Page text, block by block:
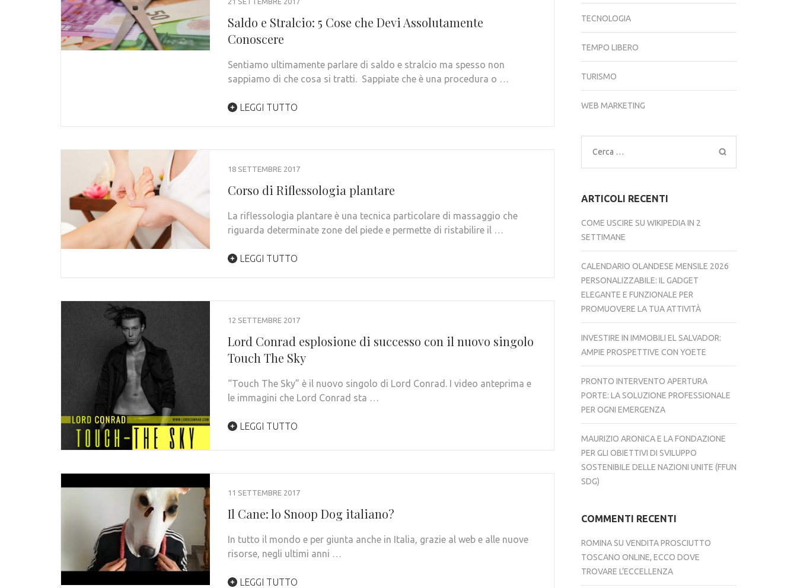
Saldo e Stralcio: 5 Cose che Devi Assolutamente
Conoscere
Sentiamo ultimamente parlare di saldo e stralcio ma spesso non
sappiamo di che cosa si tratti. Sappiate che è una procedura o …
LEGGI TUTTO
18 SETTEMBRE 2017
Corso di Riflessologia plantare
La riflessologia plantare è una tecnica particolare di massaggio che
riguarda determinate zone del piede e permette di ristabilire il …
LEGGI TUTTO
12 SETTEMBRE 2017
Lord Conrad esplosione di successo con il nuovo singolo
Touch The Sky
“Touch The Sky” è il nuovo singolo di Lord Conrad. I video anteprima e
le immagini che Lord Conrad sta …
LEGGI TUTTO
11 SETTEMBRE 2017
Il Cane: lo Snoop Dog italiano?
In tutto il mondo e per giunta anche in Italia, grazie al web e alle nuove
risorse, negli ultimi anni …
LEGGI TUTTO
TECNOLOGIA
TEMPO LIBERO
TURISMO
WEB MARKETING
Ricerca
per:
ARTICOLI RECENTI
COME USCIRE SU WIKIPEDIA IN 2
SETTIMANE
CALENDARIO OLANDESE MENSILE 2026
PERSONALIZZABILE: IL GADGET
ELEGANTE E FUNZIONALE PER
PROMUOVERE LA TUA ATTIVITÀ
INVESTIRE IN IMMOBILI EL SALVADOR:
AMPIE PROSPETTIVE CON YOETE
PRONTO INTERVENTO APERTURA
PORTE: LA SOLUZIONE PROFESSIONALE
PER OGNI EMERGENZA
MAURIZIO ARONICA E LA FONDAZIONE
PER GLI OBIETTIVI DI SVILUPPO
SOSTENIBILE DELLE NAZIONI UNITE (FFUN
SDG)
COMMENTI RECENTI
ROMINASU VENDITA PROSCIUTTO
TOSCANO ONLINE, ECCO DOVE
TROVARE L’ECCELLENZA